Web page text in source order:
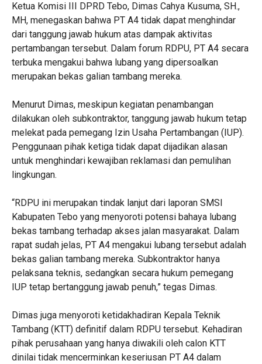
Ketua Komisi III DPRD Tebo, Dimas Cahya Kusuma, SH.,
MH, menegaskan bahwa PT A4 tidak dapat menghindar
dari tanggung jawab hukum atas dampak aktivitas
pertambangan tersebut. Dalam forum RDPU, PT A4 secara
terbuka mengakui bahwa lubang yang dipersoalkan
merupakan bekas galian tambang mereka.
Menurut Dimas, meskipun kegiatan penambangan
dilakukan oleh subkontraktor, tanggung jawab hukum tetap
melekat pada pemegang Izin Usaha Pertambangan (IUP).
Penggunaan pihak ketiga tidak dapat dijadikan alasan
untuk menghindari kewajiban reklamasi dan pemulihan
lingkungan.
“RDPU ini merupakan tindak lanjut dari laporan SMSI
Kabupaten Tebo yang menyoroti potensi bahaya lubang
bekas tambang terhadap akses jalan masyarakat. Dalam
rapat sudah jelas, PT A4 mengakui lubang tersebut adalah
bekas galian tambang mereka. Subkontraktor hanya
pelaksana teknis, sedangkan secara hukum pemegang
IUP tetap bertanggung jawab penuh,” tegas Dimas.
Dimas juga menyoroti ketidakhadiran Kepala Teknik
Tambang (KTT) definitif dalam RDPU tersebut. Kehadiran
pihak perusahaan yang hanya diwakili oleh calon KTT
dinilai tidak mencerminkan keseriusan PT A4 dalam